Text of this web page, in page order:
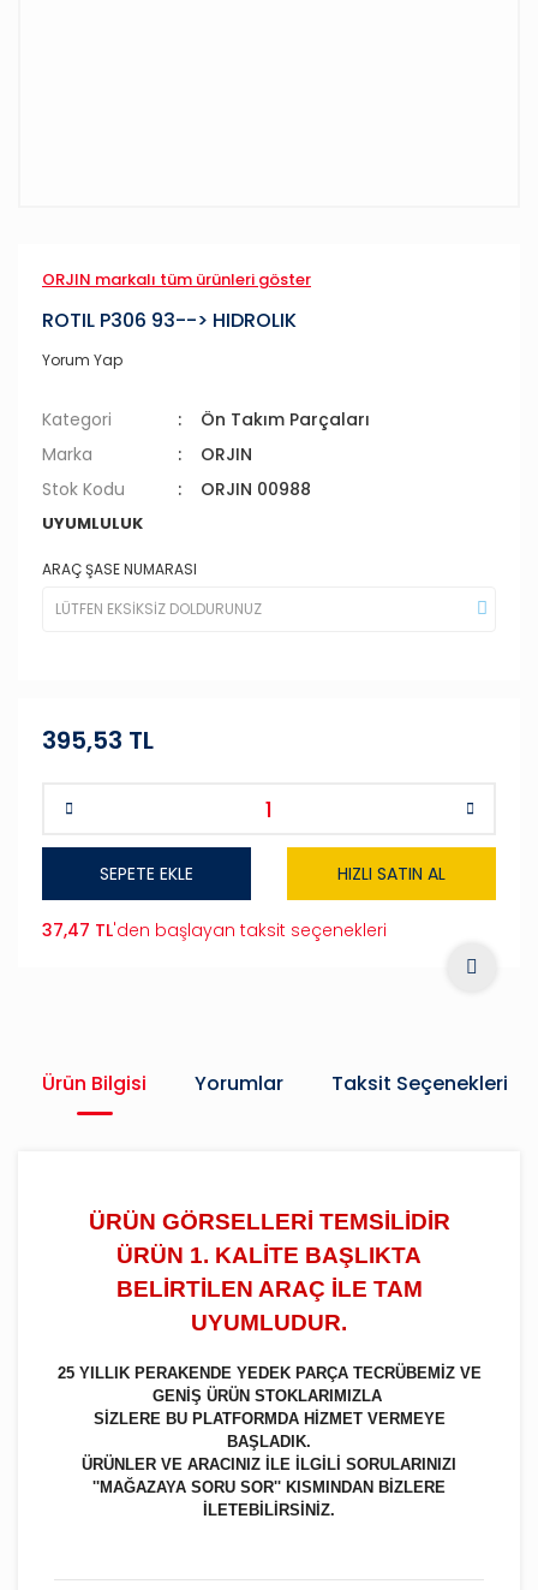
ORJIN markalı tüm ürünleri göster
ROTIL P306 93--> HIDROLIK
Yorum Yap
Kategori
Ön Takım Parçaları
Marka
ORJIN
Stok Kodu
ORJIN 00988
UYUMLULUK
ARAÇ ŞASE NUMARASI
395,53 TL
SEPETE EKLE HIZLI SATIN AL
37,47 TL'den başlayan taksit seçenekleri
Ürün Bilgisi Yorumlar Taksit Seçenekleri
ÜRÜN GÖRSELLERİ TEMSİLİDİR
ÜRÜN 1. KALİTE BAŞLIKTA
BELİRTİLEN ARAÇ İLE TAM
UYUMLUDUR.
25 YILLIK PERAKENDE YEDEK PARÇA TECRÜBEMİZ VE
GENİŞ ÜRÜN STOKLARIMIZLA
SİZLERE BU PLATFORMDA HİZMET VERMEYE
BAŞLADIK.
ÜRÜNLER VE ARACINIZ İLE İLGİLİ SORULARINIZI
''MAĞAZAYA SORU SOR'' KISMINDAN BİZLERE
İLETEBİLİRSİNİZ.